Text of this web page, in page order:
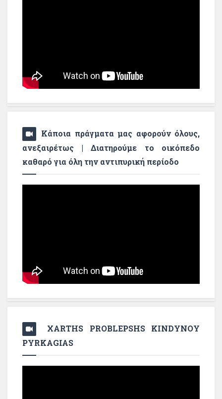
Κάποια πράγματα μας αφορούν όλους,
ανεξαιρέτως | Διατηρούμε το οικόπεδο
καθαρό για όλη την αντιπυρική περίοδο
XARTHS PROBLEPSHS KINDYNOY
PYRKAGIAS